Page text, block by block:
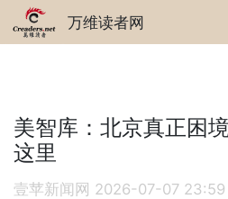
万维读者网
美智库：北京真正困
这里
壹苹新闻网 2026-07-07 23:59